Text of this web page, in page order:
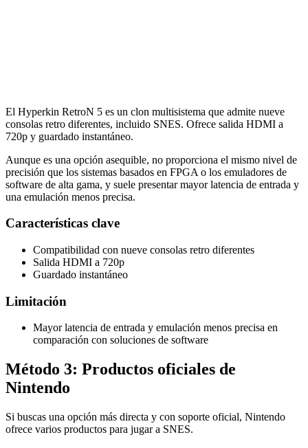
El Hyperkin RetroN 5 es un clon multisistema que admite nueve
consolas retro diferentes, incluido SNES. Ofrece salida HDMI a
720p y guardado instantáneo.
Aunque es una opción asequible, no proporciona el mismo nivel de
precisión que los sistemas basados en FPGA o los emuladores de
software de alta gama, y suele presentar mayor latencia de entrada y
una emulación menos precisa.
Características clave
Compatibilidad con nueve consolas retro diferentes
Salida HDMI a 720p
Guardado instantáneo
Limitación
Mayor latencia de entrada y emulación menos precisa en
comparación con soluciones de software
Método 3: Productos oficiales de
Nintendo
Si buscas una opción más directa y con soporte oficial, Nintendo
ofrece varios productos para jugar a SNES.